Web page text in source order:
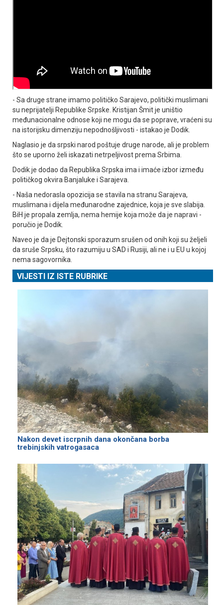
- Sa druge strane imamo političko Sarajevo, politički muslimani
su neprijatelji Republike Srpske. Kristijan Šmit je uništio
međunacionalne odnose koji ne mogu da se poprave, vraćeni su
na istorijsku dimenziju nepodnošljivosti - istakao je Dodik.
Naglasio je da srpski narod poštuje druge narode, ali je problem
što se uporno želi iskazati netrpeljivost prema Srbima.
Dodik je dodao da Republika Srpska ima i imaće izbor između
političkog okvira Banjaluke i Sarajeva.
- Naša nedorasla opozicija se stavila na stranu Sarajeva,
muslimana i dijela međunarodne zajednice, koja je sve slabija.
BiH je propala zemlja, nema hemije koja može da je napravi -
poručio je Dodik.
Naveo je da je Dejtonski sporazum srušen od onih koji su željeli
da sruše Srpsku, što razumiju u SAD i Rusiji, ali ne i u EU u kojoj
nema sagovornika.
VIJESTI IZ ISTE RUBRIKE
Nakon devet iscrpnih dana okončana borba
trebinjskih vatrogasaca